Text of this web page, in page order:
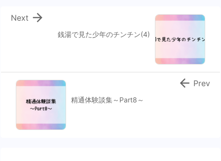
銭湯で見た少年のチンチン(4)

Next
精通体験談集～Part8～
 Prev